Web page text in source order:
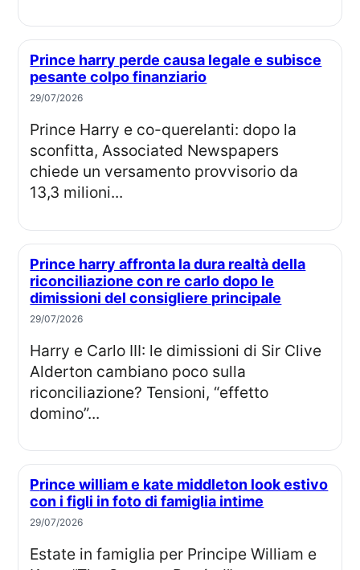
Prince harry perde causa legale e subisce
pesante colpo finanziario
29/07/2026
Prince Harry e co-querelanti: dopo la
sconfitta, Associated Newspapers
chiede un versamento provvisorio da
13,3 milioni...
Prince harry affronta la dura realtà della
riconciliazione con re carlo dopo le
dimissioni del consigliere principale
29/07/2026
Harry e Carlo III: le dimissioni di Sir Clive
Alderton cambiano poco sulla
riconciliazione? Tensioni, “effetto
domino”...
Prince william e kate middleton look estivo
con i figli in foto di famiglia intime
29/07/2026
Estate in famiglia per Principe William e